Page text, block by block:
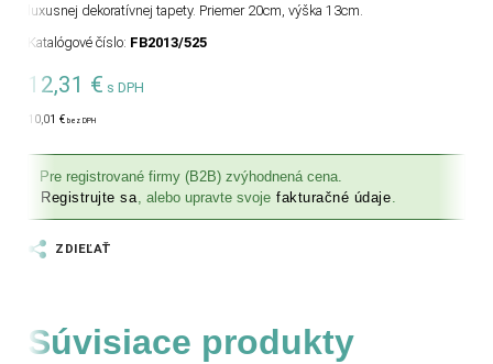
luxusnej dekoratívnej tapety. Priemer 20cm, výška 13cm.
Katalógové číslo: FB2013/525
12,31 € s DPH
10,01 € bez DPH
Pre registrované firmy (B2B) zvýhodnená cena.
Registrujte sa, alebo upravte svoje fakturačné údaje.
ZDIEĽAŤ
Súvisiace produkty